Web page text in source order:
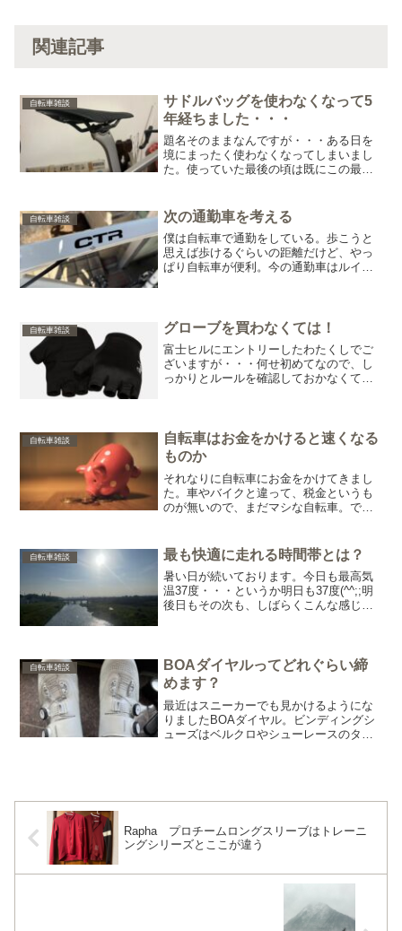
関連記事
自転車雑談
サドルバッグを使わなくなって5
年経ちました・・・
題名そのままなんですが・・・ある日を
境にまったく使わなくなってしまいまし
た。使っていた最後の頃は既にこの最小
と大きなバッグでした。でもだんだん必
要なものが分かってきて、...
自転車雑談 次の通勤車を考える
僕は自転車で通勤をしている。歩こうと
思えば歩けるぐらいの距離だけど、やっ
ぱり自転車が便利。今の通勤車はルイガ
になった。今日ま...
自転車雑談 グローブを買わなくては！
富士ヒルにエントリーしたわたくしでご
ざいますが・・・何せ初めてなので、し
っかりとルールを確認しておかなくては
きではありません。...
自転車雑談
自転車はお金をかけると速くなる
ものか
それなりに自転車にお金をかけてきまし
た。車やバイクと違って、税金というも
のが無いので、まだマシな自転車。で
のとそうでないものをしっかり分けてい
かないと、やはり趣味はお金...
自転車雑談 最も快適に走れる時間帯とは？
暑い日が続いております。今日も最高気
温37度・・・というか明日も37度(^^;;明
後日もその次も、しばらくこんな感じの
この猛暑の中、...
自転車雑談
BOAダイヤルってどれぐらい締
めます？
最近はスニーカーでも見かけるようにな
りましたBOAダイヤル。ビンディングシ
ューズはベルクロやシューレースのタイ
Rapha プロチームロングスリーブはトレーニ
ングシリーズとここが違う